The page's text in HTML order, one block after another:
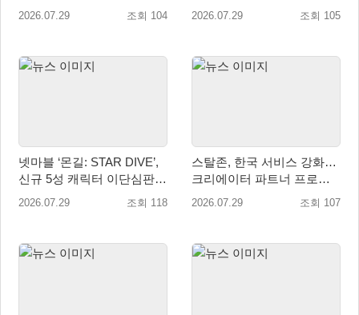
형제 레이서 참전
2026.07.29 조회 104
참가자 모집 시작
2026.07.29 조회 105
넷마블 ‘몬길: STAR DIVE’,
신규 5성 캐릭터 이단심판관
‘메이벨’ 등장
2026.07.29 조회 118
스탈존, 한국 서비스 강화…
크리에이터 파트너 프로그
램 운영
2026.07.29 조회 107